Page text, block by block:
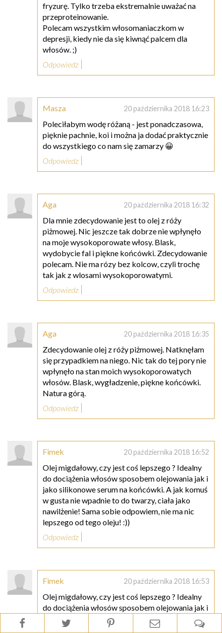
fryzurę. Tylko trzeba ekstremalnie uważać na
przeproteinowanie.
Polecam wszystkim włosomaniaczkom w
depresji, kiedy nie da się kiwnąć palcem dla
włosów. ;)
Odpowiedz
Masza 20 października 2018 16:23
Poleciłabym wodę różaną - jest ponadczasowa,
pięknie pachnie, koi i można ja dodać praktycznie
do wszystkiego co nam się zamarzy 😀
Odpowiedz
Aga 20 października 2018 16:32
Dla mnie zdecydowanie jest to olej z róży
piżmowej. Nic jeszcze tak dobrze nie wpłynęło
na moje wysokoporowate włosy. Blask,
wydobycie fal i piękne końcówki. Zdecydowanie
polecam. Nie ma rózy bez kolcow, czyli trochę
tak jak z wlosami wysokoporowatymi.
Odpowiedz
Aga 20 października 2018 16:35
Zdecydowanie olej z róży piżmowej. Natknęłam
się przypadkiem na niego. Nic tak do tej pory nie
wpłynęło na stan moich wysokoporowatych
włosów. Blask, wygładzenie, piękne końcówki.
Natura górą.
Odpowiedz
Fimek 20 października 2018 16:52
Olej migdałowy, czy jest coś lepszego ? Idealny
do dociążenia włosów sposobem olejowania jak i
jako silikonowe serum na końcówki. A jak komuś
w gusta nie wpadnie to do twarzy, ciała jako
nawilżenie! Sama sobie odpowiem, nie ma nic
lepszego od tego oleju! :))
Odpowiedz
Fimek 20 października 2018 16:53
Olej migdałowy, czy jest coś lepszego ? Idealny
do dociążenia włosów sposobem olejowania jak i
jako silikonowe serum na końcówki. A jak komuś
w gusta nie wpadnie to do twarzy, ciała jako